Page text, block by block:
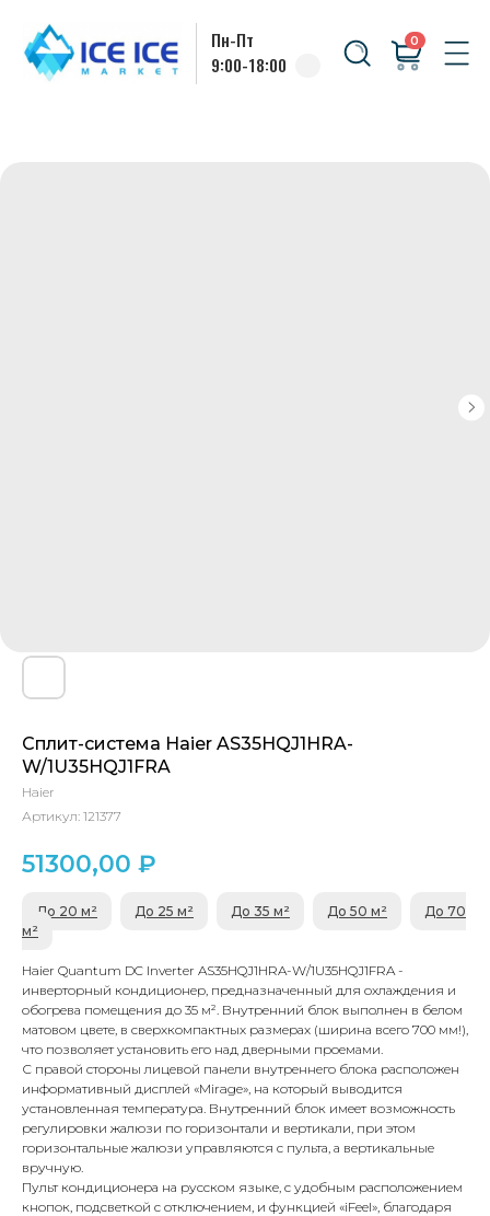
9:00-18:00
Сплит-система Haier AS35HQJ1HRA-
W/1U35HQJ1FRA
Haier
Артикул: 121377
51300,00 ₽
До 20 м² До 25 м² До 35 м² До 50 м²
До 70
м²
Haier Quantum DC Inverter AS35HQJ1HRA-W/1U35HQJ1FRA -
инверторный кондиционер, предназначенный для охлаждения и
обогрева помещения до 35 м². Внутренний блок выполнен в белом
матовом цвете, в сверхкомпактных размерах (ширина всего 700 мм!),
что позволяет установить его над дверными проемами.
С правой стороны лицевой панели внутреннего блока расположен
информативный дисплей «Mirage», на который выводится
установленная температура. Внутренний блок имеет возможность
регулировки жалюзи по горизонтали и вертикали, при этом
горизонтальные жалюзи управляются с пульта, а вертикальные
вручную.
Пульт кондиционера на русском языке, с удобным расположением
кнопок, подсветкой с отключением, и функцией «iFeel», благодаря